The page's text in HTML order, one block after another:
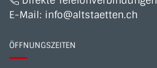
E-Mail: info@altstaetten.ch
ÖFFNUNGSZEITEN